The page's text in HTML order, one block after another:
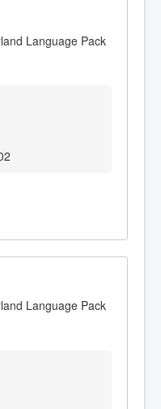
Language Pack
Language Pack